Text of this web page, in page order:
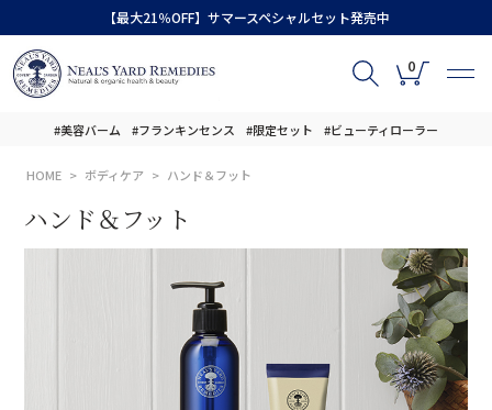
【最大21％OFF】サマースペシャルセット発売中
0
#美容バーム #フランキンセンス #限定セット #ビューティローラー
HOME ボディケア ハンド＆フット
ハンド＆フット